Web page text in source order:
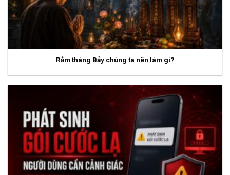
Rằm tháng Bảy chúng ta nên làm gì?